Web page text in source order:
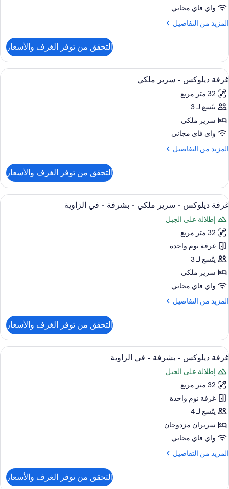
واي فاي مجاني
المزيد من التفاصيل
المزيد
غرفة
سوبريور
لفردين
التحقق من توفر الغرف والأسعار
استعراض
جميع
صور
غرفة
ديلوكس
-
سرير
ملكي
أغطية فراش متميزة وأسرّة بطبقة علوية
6
غرفة ديلوكس - سرير ملكي
32 متر مربع
يتّسع لـ 3
سرير ملكي
واي فاي مجاني
المزيد من التفاصيل
المزيد
غرفة
ديلوكس
-
سرير
ملكي
التحقق من توفر الغرف والأسعار
استعراض
جميع
صور
غرفة
ديلوكس
-
سرير
ملكي
بشرفة
الزاوية
6
غرفة ديلوكس - سرير ملكي - بشرفة - في الزاوية
إطلالة على الجبل
32 متر مربع
غرفة نوم واحدة
يتّسع لـ 3
سرير ملكي
واي فاي مجاني
المزيد من التفاصيل
المزيد
غرفة
ديلوكس
-
سرير
ملكي
بشرفة
في
الزاوية
التحقق من توفر الغرف والأسعار
استعراض
جميع
صور
غرفة
ديلوكس
-
بشرفة
-
الزاوية
6
غرفة ديلوكس - بشرفة - في الزاوية
إطلالة على الجبل
32 متر مربع
غرفة نوم واحدة
يتّسع لـ 4
سريران مزدوجان
واي فاي مجاني
المزيد من التفاصيل
المزيد
التحقق من توفر الغرف والأسعار